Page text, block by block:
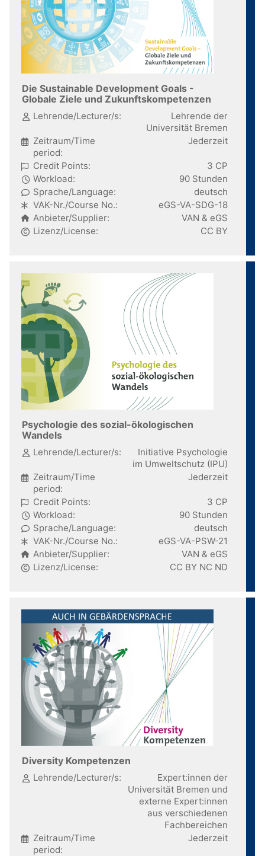
Die Sustainable Development Goals -
Globale Ziele und Zukunftskompetenzen
Lehrende/Lecturer/s:
Lehrende der
Universität Bremen
Zeitraum/Time
period:
Jederzeit
Credit Points:
3 CP
Workload:
90 Stunden
Sprache/Language:
deutsch
VAK-Nr./Course No.:
eGS-VA-SDG-18
Anbieter/Supplier:
VAN & eGS
Lizenz/License:
CC BY
Psychologie des sozial-ökologischen
Wandels
Lehrende/Lecturer/s:
Initiative Psychologie
im Umweltschutz (IPU)
Zeitraum/Time
period:
Jederzeit
Credit Points:
3 CP
Workload:
90 Stunden
Sprache/Language:
deutsch
VAK-Nr./Course No.:
eGS-VA-PSW-21
Anbieter/Supplier:
VAN & eGS
Lizenz/License:
CC BY NC ND
Diversity Kompetenzen
Lehrende/Lecturer/s:
Expert:innen der
Universität Bremen und
externe Expert:innen
aus verschiedenen
Fachbereichen
Zeitraum/Time
period:
Jederzeit